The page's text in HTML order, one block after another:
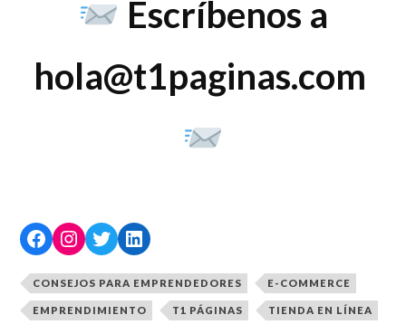
Escríbenos a
hola@t1paginas.com
CONSEJOS PARA EMPRENDEDORES E-COMMERCE
EMPRENDIMIENTO T1 PÁGINAS TIENDA EN LÍNEA